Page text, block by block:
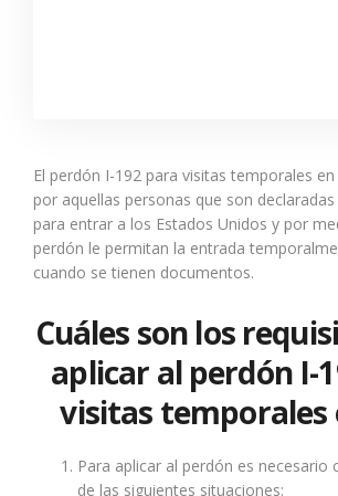
El perdón I-192 para visitas temporales
por aquellas personas que son
para entrar a los Estados Unidos y por
perdón le permitan la entrada
cuando se tienen documentos.
Cuáles son los
aplicar al perdón I-
visitas temporales
Para aplicar al perdón es necesario
de las siguientes situaciones: